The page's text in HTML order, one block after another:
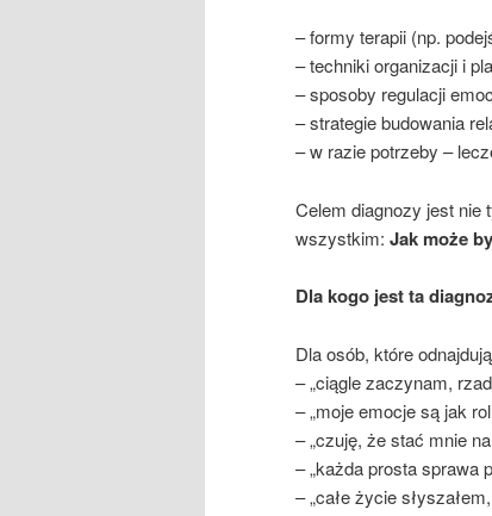
– formy terapii (np.
– techniki organizacji i
– sposoby regulacji
– strategie budowania
– w razie potrzeby –
Celem diagnozy jest nie
wszystkim: Jak może
Dla kogo jest ta
Dla osób, które
– „ciągle zaczynam,
– „moje emocje są jak
– „czuję, że stać mnie
– „każda prosta sprawa
– „całe życie